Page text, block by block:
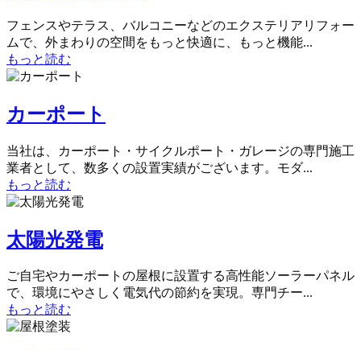
フェンスやテラス、バルコニーなどのエクステリアリフォー
ムで、外まわりの空間をもっと快適に、もっと機能...
もっと読む
カーポート
当社は、カーポート・サイクルポート・ガレージの専門施工
業者として、数多くの設置実績がございます。モダ...
もっと読む
太陽光発電
ご自宅やカーポートの屋根に設置する高性能ソーラーパネル
で、環境にやさしく電気代の節約を実現。専門チー...
もっと読む